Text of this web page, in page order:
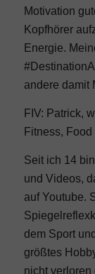
Motivation
Kopfhörer
Energie.
andere damit
FIV: Patrick,
Fitness,
Seit ich 14
und Videos,
auf Youtube.
dem Sport
größtes
nicht verloren